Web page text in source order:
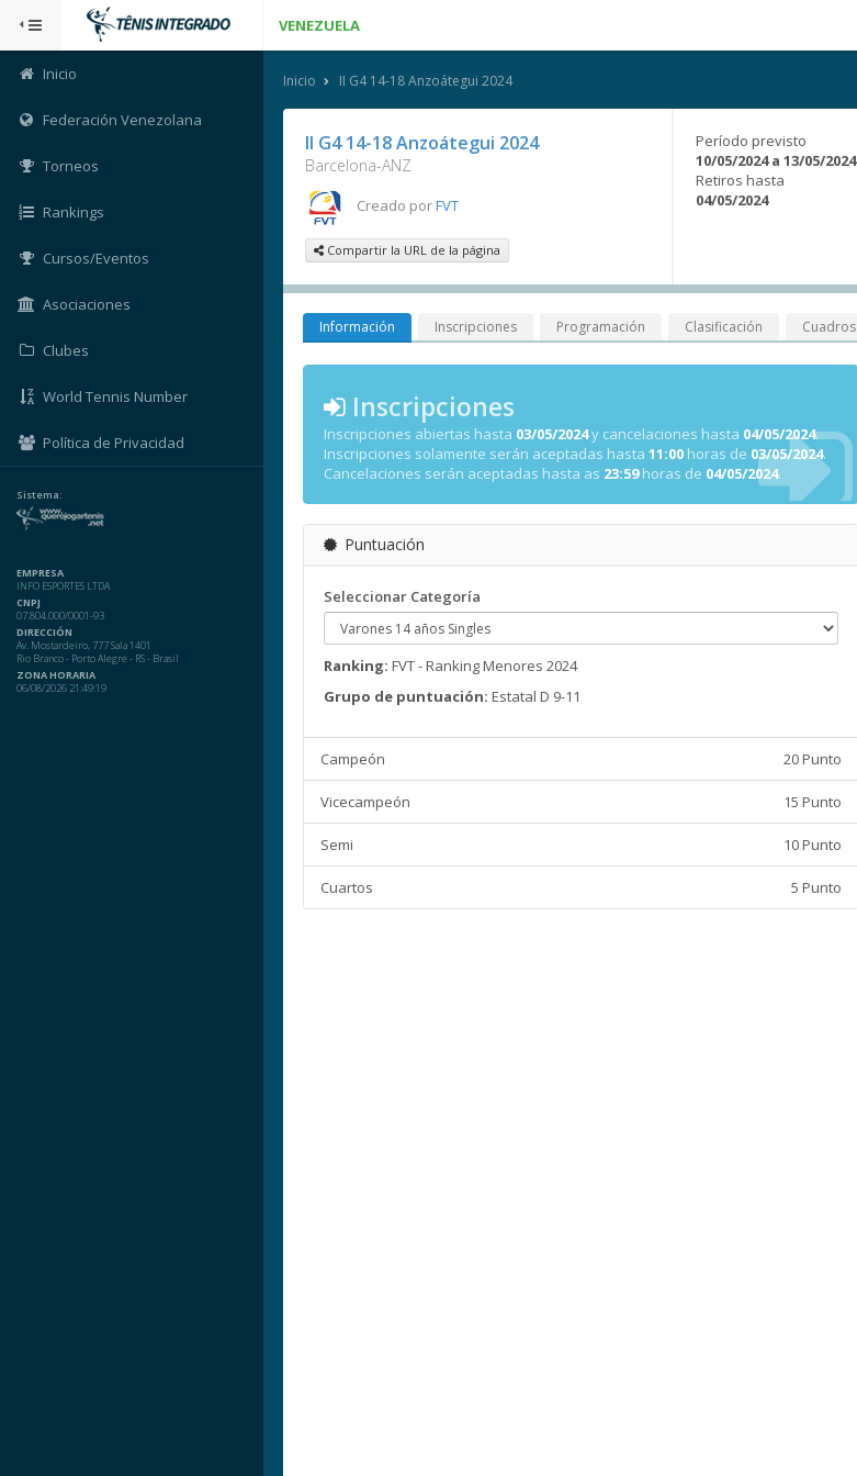
VENEZUELA
Inicio
Federación Venezolana
Torneos
Rankings
Cursos/Eventos
Asociaciones
Clubes
World Tennis Number
Política de Privacidad
Sistema:
EMPRESA
INFO ESPORTES LTDA
CNPJ
07.804.000/0001-93
DIRECCIÓN
Av. Mostardeiro, 777 Sala 1401
Rio Branco - Porto Alegre - RS - Brasil
ZONA HORARIA
06/08/2026 21:49:19
Inicio II G4 14-18 Anzoátegui 2024
II G4 14-18 Anzoátegui 2024
Barcelona-ANZ
Creado porFVT
Compartir la URL de la página
Período previsto
10/05/2024 a 13/05/2024
Retiros hasta
04/05/2024
Información Inscripciones Programación Clasificación Cuadros
Inscripciones
Inscripciones abiertas hasta 03/05/2024y cancelaciones hasta 04/05/2024.
Inscripciones solamente serán aceptadas hasta 11:00 horas de 03/05/2024.
Cancelaciones serán aceptadas hasta as 23:59horas de 04/05/2024.
Puntuación
Seleccionar Categoría
Ranking: FVT - Ranking Menores 2024
Grupo de puntuación: Estatal D 9-11
Campeón 20 Punto
Vicecampeón 15 Punto
Semi 10 Punto
Cuartos 5 Punto